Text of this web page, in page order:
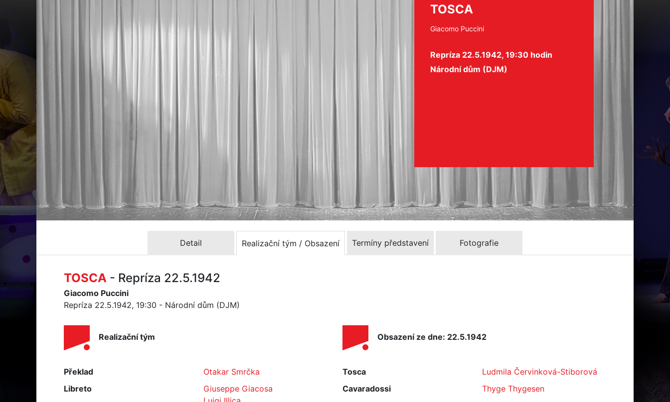
TOSCA
Giacomo Puccini
Repríza 22.5.1942, 19:30 hodin
Národní dům (DJM)
Detail Realizační tým / Obsazení Termíny představení Fotografie
TOSCA - Repríza 22.5.1942
Giacomo Puccini
Repríza 22.5.1942, 19:30 - Národní dům (DJM)
Realizační tým
Překlad
Otakar Smrčka
Libreto
Giuseppe Giacosa
Obsazení ze dne: 22.5.1942
Tosca
Ludmila Červinková-Stiborová
Cavaradossi
Thyge Thygesen